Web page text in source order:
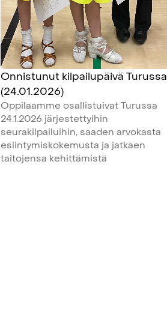
Onnistunut kilpailupäivä Turussa
(24.01.2026)
Oppilaamme osallistuivat Turussa
24.1.2026 järjestettyihin
seurakilpailuihin, saaden arvokasta
esiintymiskokemusta ja jatkaen
taitojensa kehittämistä